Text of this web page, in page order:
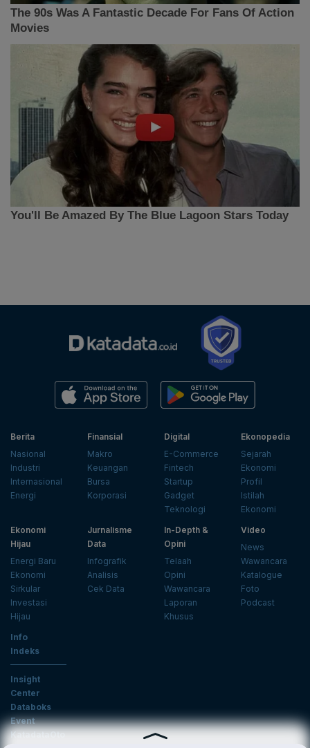
Berita
Nasional
Industri
Internasional
Energi
Finansial
Makro
Keuangan
Bursa
Korporasi
Digital
E-Commerce
Fintech
Startup
Gadget
Teknologi
Ekonopedia
Sejarah
Ekonomi
Profil
Istilah
Ekonomi
Ekonomi
Hijau
Energi Baru
Ekonomi
Sirkular
Investasi
Hijau
Jurnalisme
Data
Infografik
Analisis
Cek Data
In-Depth &
Opini
Telaah
Opini
Wawancara
Laporan
Khusus
Video
News
Wawancara
Katalogue
Foto
Podcast
Info
Indeks
Insight
Center
Databoks
Event
KatadataOto